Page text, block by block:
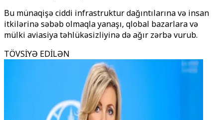
Bu münaqişə ciddi infrastruktur dağıntılarına və insan
itkilərinə səbəb olmaqla yanaşı, qlobal bazarlara və
mülki aviasiya təhlükəsizliyinə də ağır zərbə vurub.
TÖVSİYƏ EDİLƏN